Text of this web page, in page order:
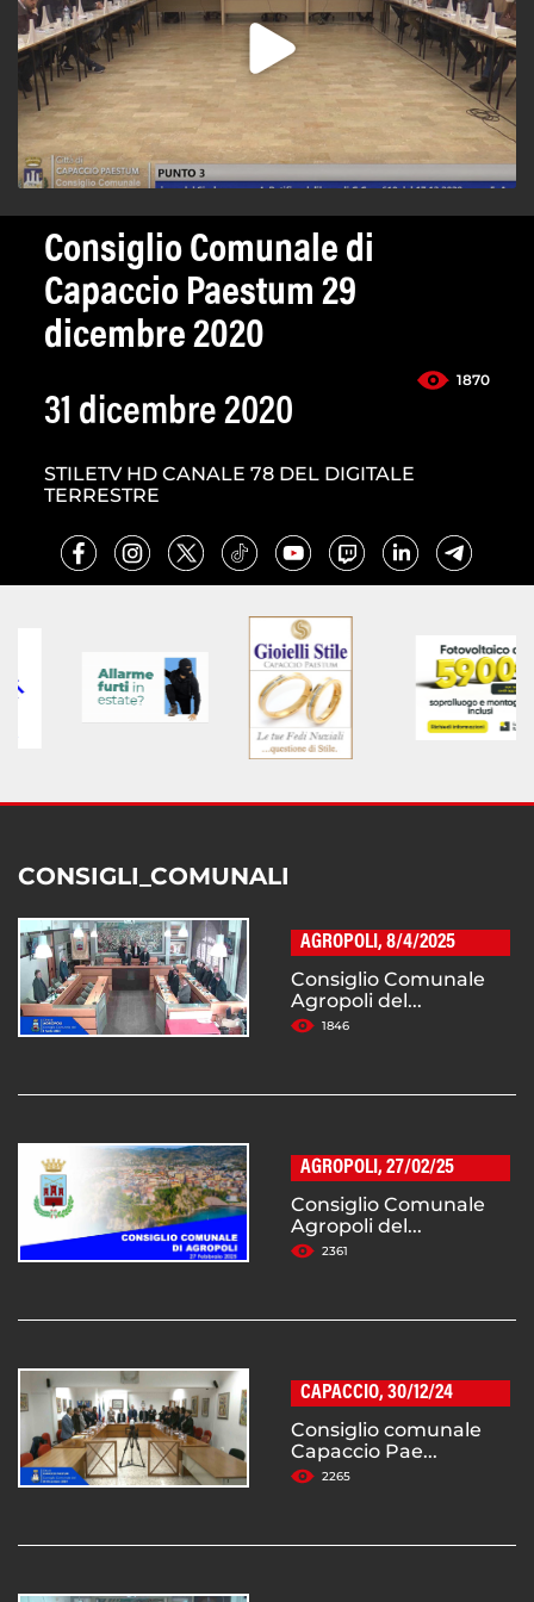
Consiglio Comunale di
Capaccio Paestum 29
dicembre 2020
1870
31 dicembre 2020
STILETV HD CANALE 78 DEL DIGITALE
TERRESTRE
CONSIGLI_COMUNALI
AGROPOLI, 8/4/2025
Consiglio Comunale
Agropoli del...
1846
AGROPOLI, 27/02/25
Consiglio Comunale
Agropoli del...
2361
CAPACCIO, 30/12/24
Consiglio comunale
Capaccio Pae...
2265